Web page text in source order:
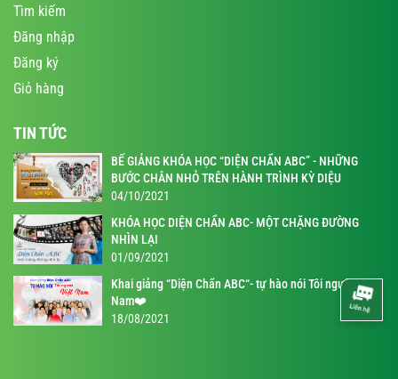
Tìm kiếm
Đăng nhập
Đăng ký
Giỏ hàng
TIN TỨC
BẾ GIẢNG KHÓA HỌC “DIỆN CHẨN ABC” - NHỮNG
BƯỚC CHÂN NHỎ TRÊN HÀNH TRÌNH KỲ DIỆU
04/10/2021
KHÓA HỌC DIỆN CHẨN ABC- MỘT CHẶNG ĐƯỜNG
NHÌN LẠI
01/09/2021
Khai giảng “Diện Chẩn ABC“- tự hào nói Tôi người Việt
Nam❤️
18/08/2021